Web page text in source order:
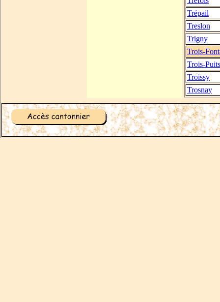
Trépail
Treslon
Trigny
Trois-
Trois-Puits
Troissy
Trosnay